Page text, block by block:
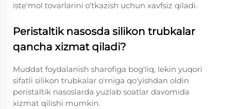
iste'mol tovarlarini o'tkazish uchun xavfsiz qiladi.
Peristaltik nasosda silikon trubkalar
qancha xizmat qiladi?
Muddat foydalanish sharofiga bog'liq, lekin yuqori
sifatli silikon trubkalar o'rniga qo'yishdan oldin
peristaltik nasoslarda yuzlab soatlar davomida
xizmat qilishi mumkin.